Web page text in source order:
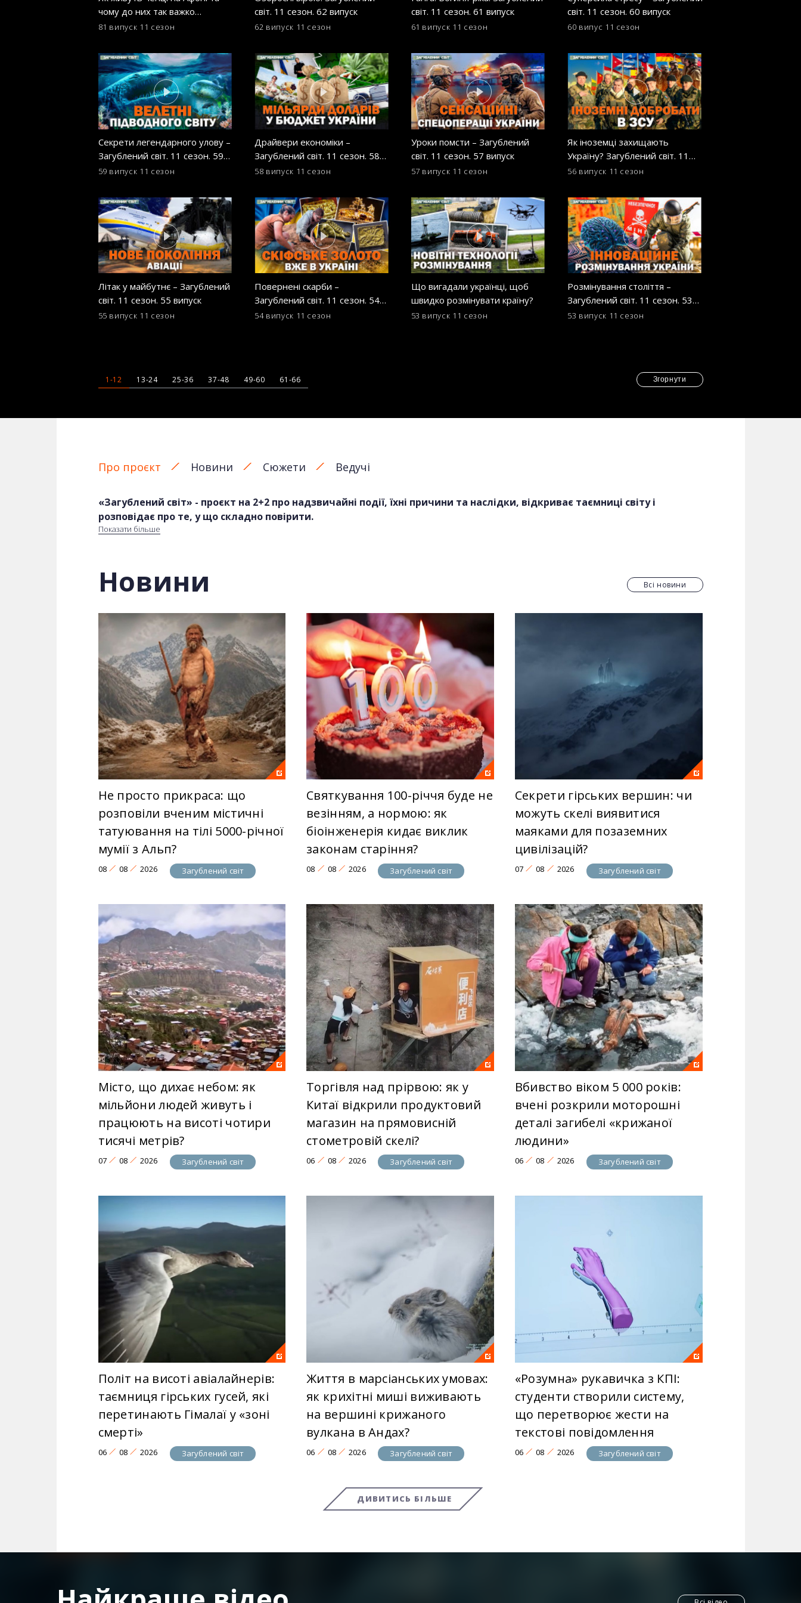
чому до них так важко
дістатися – досвід знімальної
81 випуск 11 сезон
світ. 11 сезон. 62 випуск
62 випуск 11 сезон
світ. 11 сезон. 61 випуск
61 випуск 11 сезон
світ. 11 сезон. 60 випуск
60 випус 11 сезон
Секрети легендарного улову –
Загублений світ. 11 сезон. 59
випуск
59 випуск 11 сезон
Драйвери економіки –
Загублений світ. 11 сезон. 58
випуск
58 випуск 11 сезон
Уроки помсти – Загублений
світ. 11 сезон. 57 випуск
57 випуск 11 сезон
Як іноземці захищають
Україну? Загублений світ. 11
сезон. 56 випуск
56 випуск 11 сезон
Літак у майбутнє – Загублений
світ. 11 сезон. 55 випуск
55 випуск 11 сезон
Повернені скарби –
Загублений світ. 11 сезон. 54
випуск
54 випуск 11 сезон
Що вигадали українці, щоб
швидко розмінувати країну?
53 випуск 11 сезон
Розмінування століття –
Загублений світ. 11 сезон. 53
випуск
53 випуск 11 сезон
1-12 13-24 25-36 37-48 49-60 61-66 Згорнути
Про проєкт Новини Сюжети Ведучі
«Загублений світ» - проєкт на 2+2 про надзвичайні події, їхні причини та наслідки, відкриває таємниці світу і
розповідає про те, у що складно повірити.
оптимізмом рятують співвітчизників, шокують окупантів і вражають та надихають людей на усіх континентах. Сміливці, яким кохання
допомогло вистояти, йдучи через жахи війни. Волонтери, які для тисяч людей перетворилися на земних ангелів. Транспортники, які
Також, у нових тематичних випускахведучий Геннадій Попенко спробує дослідити інший бік кровопролитної та жорсткої війни в
Україні. Глядачі 2+2 дізнаються, чому Чорнобаївка стала прокляттям для російських військ, як путін поплатиться за вчинені злочини
проти українського народу, яким чином російські ідеологи, як свого часу німецькі нацисти, планують завоювати світ за допомогою
окультних сил.
Показати більше
Новини Всі новини
Не просто прикраса: що
розповіли вченим містичні
татуювання на тілі 5000-річної
мумії з Альп?
08 08 2026 Загублений світ
Святкування 100-річчя буде не
везінням, а нормою: як
біоінженерія кидає виклик
законам старіння?
08 08 2026 Загублений світ
Секрети гірських вершин: чи
можуть скелі виявитися
маяками для позаземних
цивілізацій?
07 08 2026 Загублений світ
Місто, що дихає небом: як
мільйони людей живуть і
працюють на висоті чотири
тисячі метрів?
07 08 2026 Загублений світ
Торгівля над прірвою: як у
Китаї відкрили продуктовий
магазин на прямовисній
стометровій скелі?
06 08 2026 Загублений світ
Вбивство віком 5 000 років:
вчені розкрили моторошні
деталі загибелі «крижаної
людини»
06 08 2026 Загублений світ
Політ на висоті авіалайнерів:
таємниця гірських гусей, які
перетинають Гімалаї у «зоні
смерті»
06 08 2026 Загублений світ
Життя в марсіанських умовах:
як крихітні миші виживають
на вершині крижаного
вулкана в Андах?
06 08 2026 Загублений світ
«Розумна» рукавичка з КПІ:
студенти створили систему,
що перетворює жести на
текстові повідомлення
06 08 2026 Загублений світ
ДИВИТИСЬ БІЛЬШЕ